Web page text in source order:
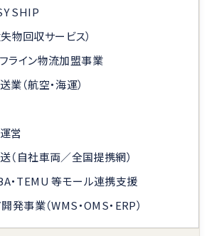
SHIP
物回収サービス）
ライン物流加盟事業
（航空・海運）
営
（自社車両／全国提携網）
・TEMU 等モール連携支援
発事業（WMS・OMS・ERP）